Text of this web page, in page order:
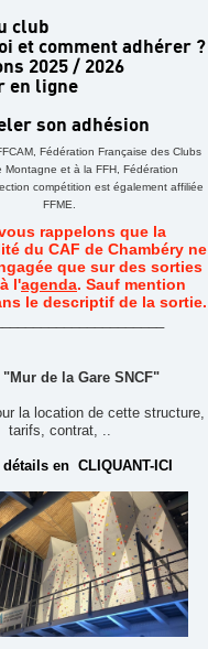
club
et comment adhérer ?
2025 / 2026
en ligne
son adhésion
Fédération Française des Clubs
Montagne et à la FFH, Fédération
compétition est également affiliée
FFME.
rappelons que la
du CAF de Chambéry ne
que sur des sorties
l'agenda. Sauf mention
le descriptif de la sortie.
de la Gare SNCF"
la location de cette structure,
tarifs, contrat, ..
en CLIQUANT-ICI